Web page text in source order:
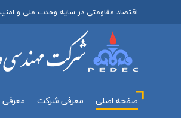
اقتصاد مقاومتی در سایه وحدت ملی و
صفحه اصلی معرفي شركت معرفی